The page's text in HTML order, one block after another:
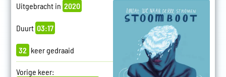
Uitgebracht in 2020
Duurt 03:17
32 keer gedraaid
Vorige keer: